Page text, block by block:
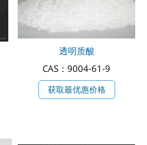
透明质酸
CAS：9004-61-9
获取最优惠价格